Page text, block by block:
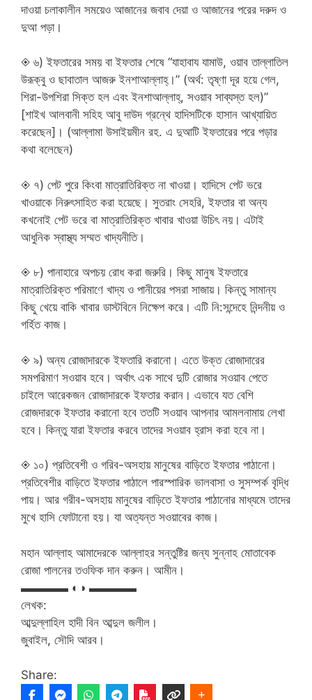
দাওয়া চলাকালীন সময়েও আজানের জবাব দেয়া ও আজানের পরের দরুদ ও
দুআ পড়া।
◈ ৬) ইফতারের সময় বা ইফতার শেষে “যাহাবায যামাউ, ওয়াব তাল্লাতিল
উরূক্বু ও ছাবাতাল আজরু ইনশাআল্লাহ্‌।” (অর্থ: তৃষ্ণা দূর হয়ে গেল,
শিরা-উপশিরা সিক্ত হল এবং ইনশাআল্লাহ্‌, সওয়াব সাব্যস্ত হল)”
[শাইখ আলবানী সহিহ আবু দাউদ গ্রন্থে হাদিসটিকে হাসান আখ্যায়িত
করেছেন]। (আল্লামা উসাইয়মীন রহ. এ দুআটি ইফতারের পরে পড়ার
কথা বলেছেন)
◈ ৭) পেট পুরে কিংবা মাত্রাতিরিক্ত না খাওয়া। হাদিসে পেট ভরে
খাওয়াকে নিরুৎসাহিত করা হয়েছে। সুতরাং সেহরি, ইফতার বা অন্য
কখনোই পেট ভরে বা মাত্রাতিরিক্ত খাবার খাওয়া উচিৎ নয়। এটাই
আধুনিক স্বাস্থ্য সম্মত খাদ্যনীতি।
◈ ৮) পানাহারে অপচয় রোধ করা জরুরি। কিছু মানুষ ইফতারে
মাত্রাতিরিক্ত পরিমাণে খাদ্য ও পানীয়ের পসরা সাজায়। কিন্তু সামান্য
কিছু খেয়ে বাকি খাবার ডাস্টবিনে নিক্ষেপ করে। এটি নি:সন্দেহে নিন্দনীয় ও
গর্হিত কাজ।
◈ ৯) অন্য রোজাদারকে ইফতারি করানো। এতে উক্ত রোজাদারের
সমপরিমাণ সওয়াব হবে। অর্থাৎ এক সাথে দুটি রোজার সওয়াব পেতে
চাইলে আরেকজন রোজাদারকে ইফতার করান। এভাবে যত বেশি
রোজদারকে ইফতার করানো হবে ততটি সওয়াব আপনার আমলনামায় লেখা
হবে। কিন্তু যারা ইফতার করবে তাদের সওয়াব হ্রাস করা হবে না।
◈ ১০) প্রতিবেশী ও গরিব-অসহায় মানুষের বাড়িতে ইফতার পাঠানো।
প্রতিবেশীর বাড়িতে ইফতার পাঠালে পারস্পারিক ভালবাসা ও সুসম্পর্ক বৃদ্ধি
পায়। আর গরীব-অসহায় মানুষের বাড়িতে ইফতার পাঠানোর মাধ্যমে তাদের
মুখে হাসি ফোটানো হয়। যা অত্যন্ত সওয়াবের কাজ।
মহান আল্লাহ আমাদেরকে আল্লাহর সন্তুষ্টির জন্য সুন্নাহ মোতাবেক
রোজা পালনের তওফিক দান করুন। আমীন।
▬▬▬▬ ◐◑ ▬▬▬▬
লেখক:
আব্দুল্লাহিল হাদী বিন আব্দুল জলীল।
জুবাইল, সৌদি আরব।
Share: